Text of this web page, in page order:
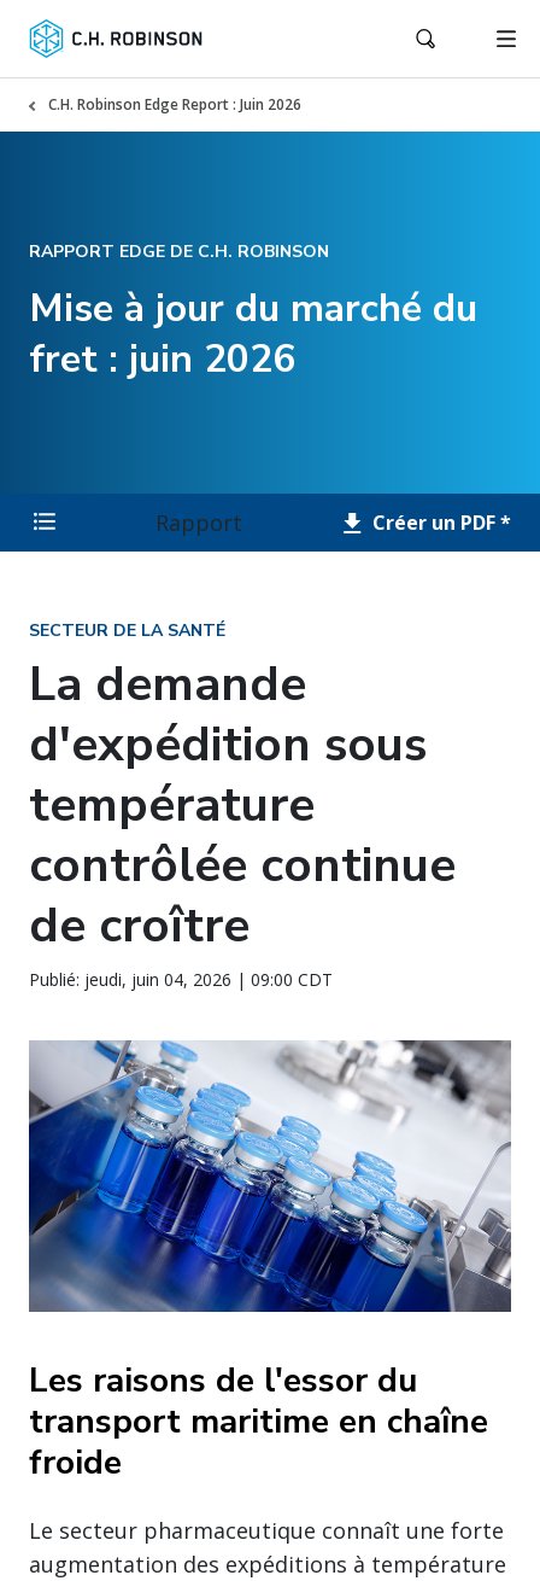
C.H. Robinson Edge Report : Juin 2026
RAPPORT EDGE DE C.H. ROBINSON
Mise à jour du marché du
fret : juin 2026
Rapport Créer un PDF *
SECTEUR DE LA SANTÉ
La demande
d'expédition sous
température
contrôlée continue
de croître
Publié: jeudi, juin 04, 2026 | 09:00 CDT
Les raisons de l'essor du
transport maritime en chaîne
froide
Le secteur pharmaceutique connaît une forte
augmentation des expéditions à température